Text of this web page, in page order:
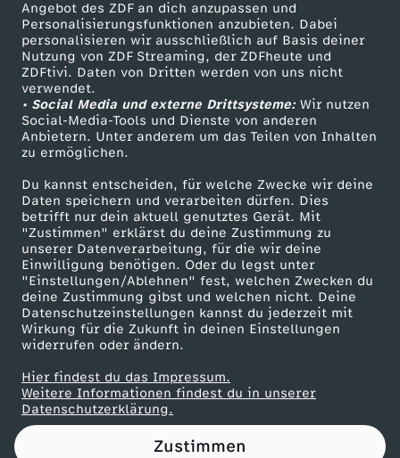
Angebot des ZDF an dich anzupassen und
Personalisierungsfunktionen anzubieten. Dabei
personalisieren wir ausschließlich auf Basis deiner
Nutzung von ZDF Streaming, der ZDFheute und
ZDFtivi. Daten von Dritten werden von uns nicht
verwendet.
• Social Media und externe Drittsysteme:Wir nutzen
Social-Media-Tools und Dienste von anderen
Anbietern. Unter anderem um das Teilen von Inhalten
zu ermöglichen.
Du kannst entscheiden, für welche Zwecke wir deine
Daten speichern und verarbeiten dürfen. Dies
betrifft nur dein aktuell genutztes Gerät. Mit
"Zustimmen" erklärst du deine Zustimmung zu
unserer Datenverarbeitung, für die wir deine
Einwilligung benötigen. Oder du legst unter
"Einstellungen/Ablehnen" fest, welchen Zwecken du
deine Zustimmung gibst und welchen nicht. Deine
Datenschutzeinstellungen kannst du jederzeit mit
Wirkung für die Zukunft in deinen Einstellungen
widerrufen oder ändern.
Hier findest du das Impressum.
Weitere Informationen findest du in unserer
Datenschutzerklärung.
Zustimmen
e
d
e
z
u
m
P
a
r
t
TV-Programm
ZDF Unternehmen
Karriere
ZDF goes Schule
Werbefernsehen
Mainzelmännchen
Partner